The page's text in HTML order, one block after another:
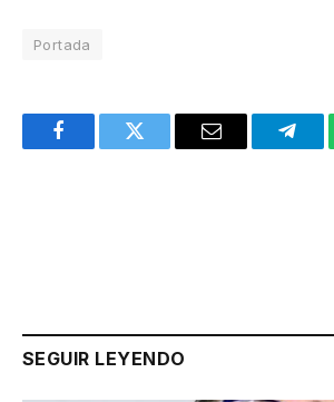
Portada
FacebookTwitter Email
SEGUIR LEYENDO